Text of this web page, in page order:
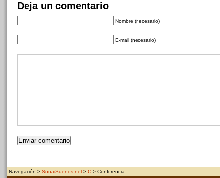
Deja un comentario
Nombre (necesario)
E-mail (necesario)
Navegación > SonarSuenos.net > C > Conferencia